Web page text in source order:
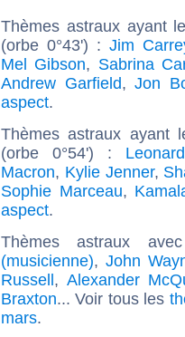
Thèmes astraux ayant
(orbe 0°43') : Jim
Mel Gibson, Sabrina
Andrew Garfield,Jon
aspect.
Thèmes astraux ayant
(orbe 0°54') :
Macron, Kylie Jenner,
Sophie Marceau,
aspect.
Thèmes astraux
(musicienne), John
Russell, Alexander
Braxton... Voir tous les
mars.